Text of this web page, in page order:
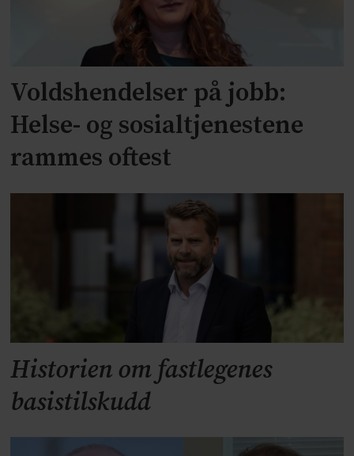
Voldshendelser på jobb:
Helse- og sosialtjenestene
rammes oftest
Historien om fastlegenes
basistilskudd